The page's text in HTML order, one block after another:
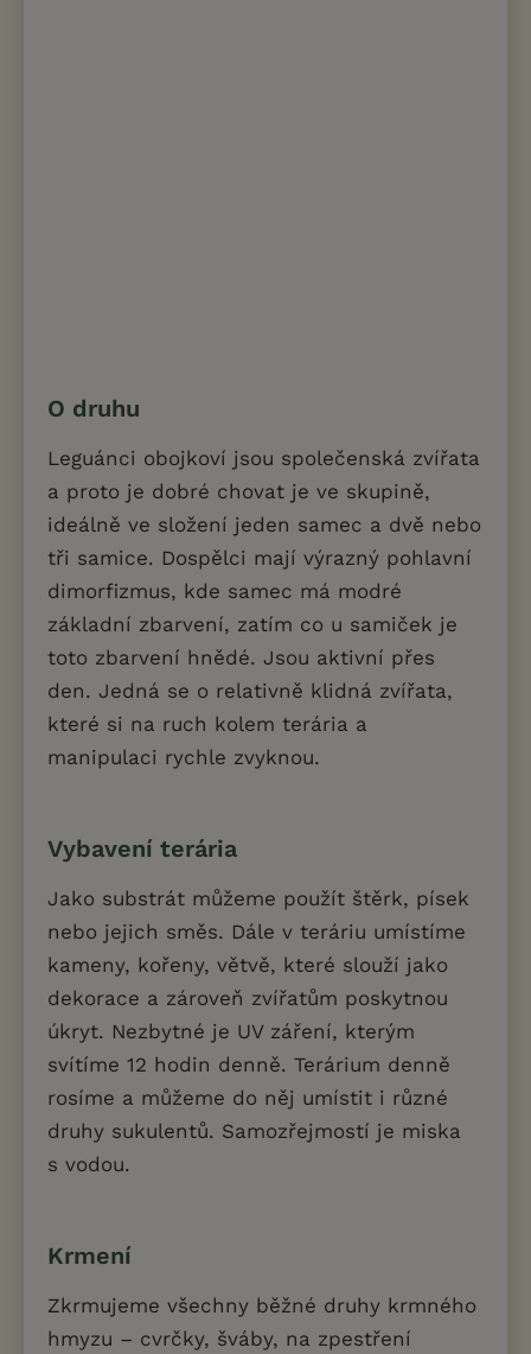
O druhu
Leguánci obojkoví jsou společenská zvířata
a proto je dobré chovat je ve skupině,
ideálně ve složení jeden samec a dvě nebo
tři samice. Dospělci mají výrazný pohlavní
dimorfizmus, kde samec má modré
základní zbarvení, zatím co u samiček je
toto zbarvení hnědé. Jsou aktivní přes
den. Jedná se o relativně klidná zvířata,
které si na ruch kolem terária a
manipulaci rychle zvyknou.
Vybavení terária
Jako substrát můžeme použít štěrk, písek
nebo jejich směs. Dále v teráriu umístíme
kameny, kořeny, větvě, které slouží jako
dekorace a zároveň zvířatům poskytnou
úkryt. Nezbytné je UV záření, kterým
svítíme 12 hodin denně. Terárium denně
rosíme a můžeme do něj umístit i různé
druhy sukulentů. Samozřejmostí je miska
s vodou.
Krmení
Zkrmujeme všechny běžné druhy krmného
hmyzu – cvrčky, šváby, na zpestření